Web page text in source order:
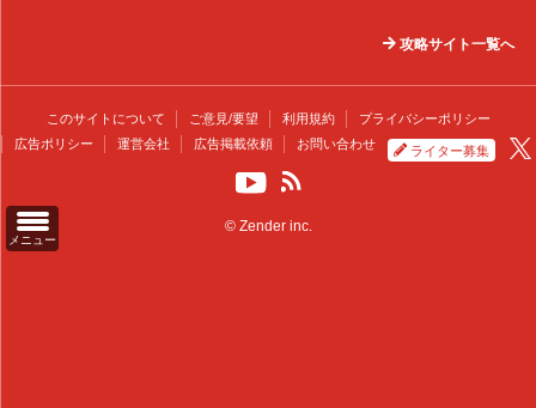
メニュー
攻略サイト一覧へ
このサイトについて ご意見/要望 利用規約
プライバシーポリシー
広告ポリシー
運営会社 広告掲載依頼 お問い合わせ ライター募集
© Zender inc.